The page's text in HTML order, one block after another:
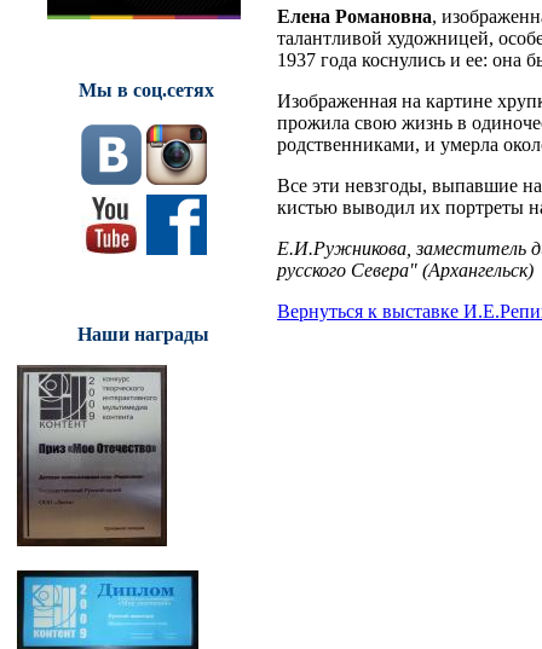
Мы в соц.сетях
Наши награды
Елена Романовна,
талантливой художницей,
1937 года коснулись и ее: она
Изображенная на картине
прожила свою жизнь в
родственниками, и умерла
Все эти невзгоды, выпавшие
кистью выводил их портреты
Е.И.Ружникова, заместитель
русского Севера" (Архангельск)
Вернуться к выставке